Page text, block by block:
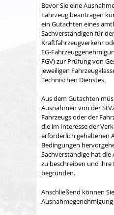
Bevor Sie eine
Fahrzeug beantragen
ein Gutachten eines
Sachverständigen für
Kraftfahrzeugverkehr
EG-
FGV) zur Prüfung von
jeweiligen
Technischen Dienstes.
Aus dem Gutachten
Ausnahmen von der
Fahrzeugs oder der
die im Interesse der
erforderlich gehaltenen
Bedingungen
Sachverständige hat
zu beschreiben und
begründen.
Anschließend können